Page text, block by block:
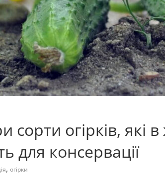
сорти огірків, які
для консервації
, огірки